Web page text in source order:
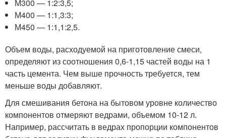
М300 — 1:2:3,5;
М400 — 1:1,3:3;
М450 — 1:1,1:2,5.
Объем воды, расходуемой на приготовление смеси,
определяют из соотношения 0,6-1,15 частей воды на 1
часть цемента. Чем выше прочность требуется, тем
меньше воды добавляют.
Для смешивания бетона на бытовом уровне количество
компонентов отмеряют ведрами, объемом 10-12 л.
Например, рассчитать в ведрах пропорции компонентов